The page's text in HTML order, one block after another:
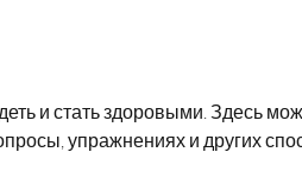
упражнениях и других